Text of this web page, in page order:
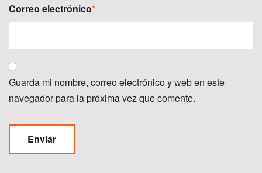
Correo electrónico*
Guarda mi nombre, correo electrónico y web en este
navegador para la próxima vez que comente.